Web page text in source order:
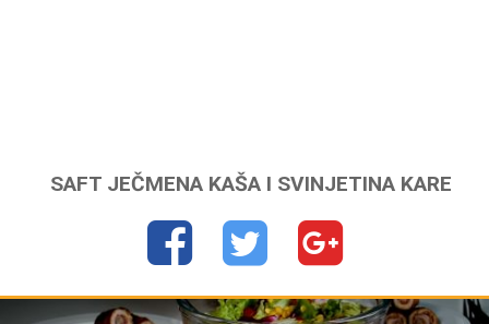
SAFT JEČMENA KAŠA I SVINJETINA KARE